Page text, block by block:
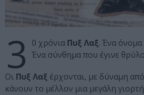
3 0 χρόνια Πυξ Λαξ. Ένα
Ένα σύνθημα που έγινε
Οι Πυξ Λαξ έρχονται, με δύναμη
κάνουν το μέλλον μια μεγάλη